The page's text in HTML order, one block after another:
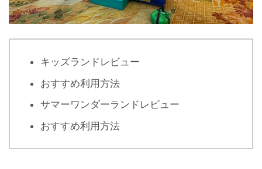
キッズランドレビュー
おすすめ利用方法
サマーワンダーランドレビュー
おすすめ利用方法